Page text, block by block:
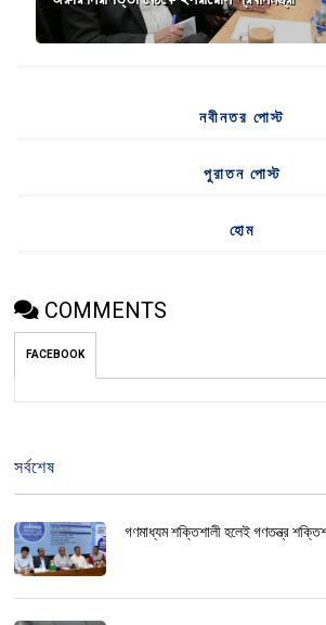
নবীনতর পোস্ট
পুরাতন পোস্ট
হোম
COMMENTS
FACEBOOK
সর্বশেষ
গণমাধ্যম শক্তিশালী হলেই গণতন্ত্র